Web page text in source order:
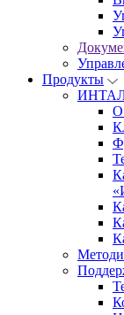
Продукты
О